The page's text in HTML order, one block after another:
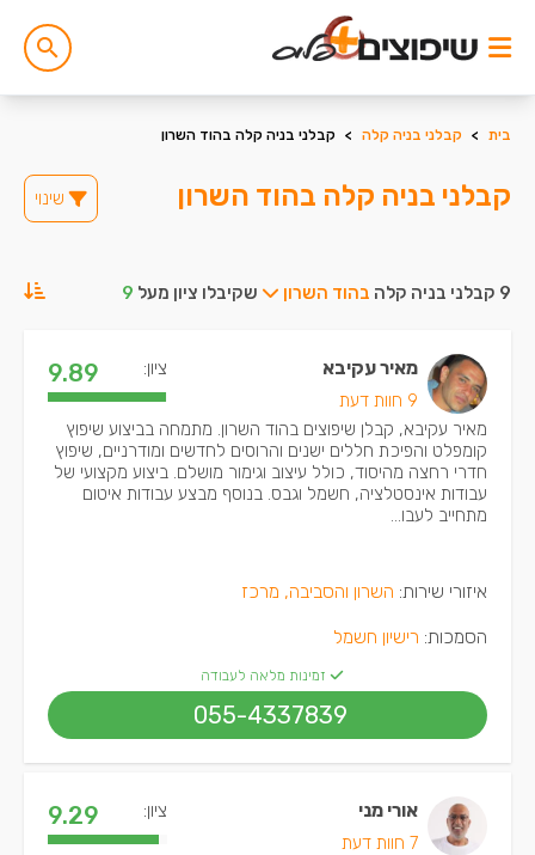
בית > קבלני בניה קלה > קבלני בניה קלה בהוד השרון
קבלני בניה קלה בהוד השרון שינוי
9 קבלני בניה קלה בהוד השרון שקיבלו ציון מעל 9
מאיר עקיבא
9 חוות דעת
ציון: 9.89
מאיר עקיבא, קבלן שיפוצים בהוד השרון. מתמחה בביצוע שיפוץ
קומפלט והפיכת חללים ישנים והרוסים לחדשים ומודרניים, שיפוץ
חדרי רחצה מהיסוד, כולל עיצוב וגימור מושלם. ביצוע מקצועי של
עבודות אינסטלציה, חשמל וגבס. בנוסף מבצע עבודות איטום
מתחייב לעבו...
איזורי שירות: השרון והסביבה, מרכז
הסמכות: רישיון חשמל
זמינות מלאה לעבודה
055-4337839
אורי מני
7 חוות דעת
ציון: 9.29